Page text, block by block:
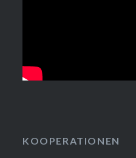
KOOPERATIONEN